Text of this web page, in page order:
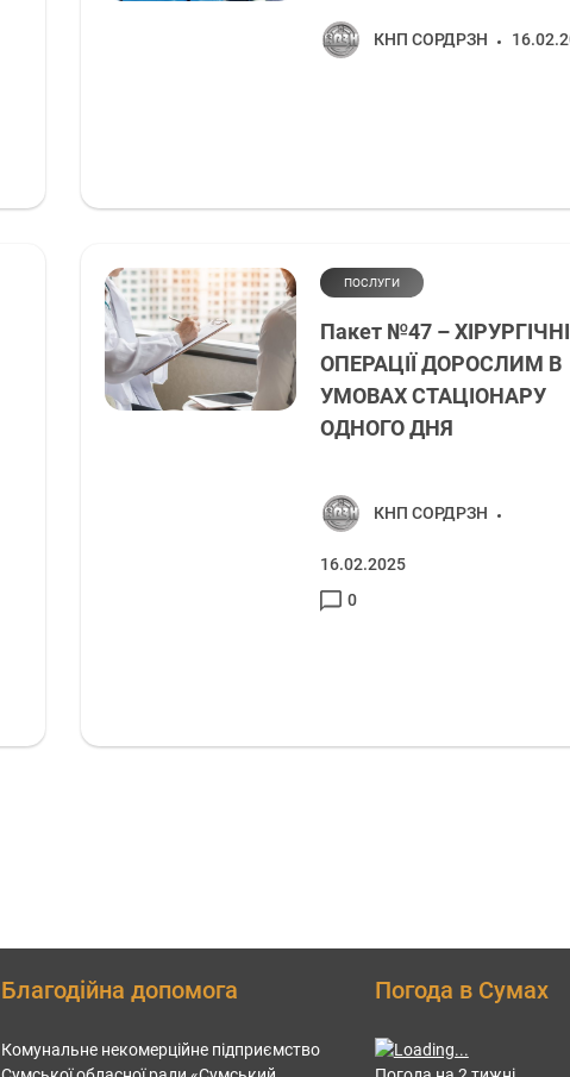
КНП СОРДРЗН
ПОСЛУГИ
Пакет №47 – ХІРУРГІЧНІ
ОПЕРАЦІЇ ДОРОСЛИМ В
УМОВАХ СТАЦІОНАРУ
ОДНОГО ДНЯ
КНП СОРДРЗН
16.02.2025
0
Благодійна допомога
Комунальне некомерційне підприємство
Погода в Сумах